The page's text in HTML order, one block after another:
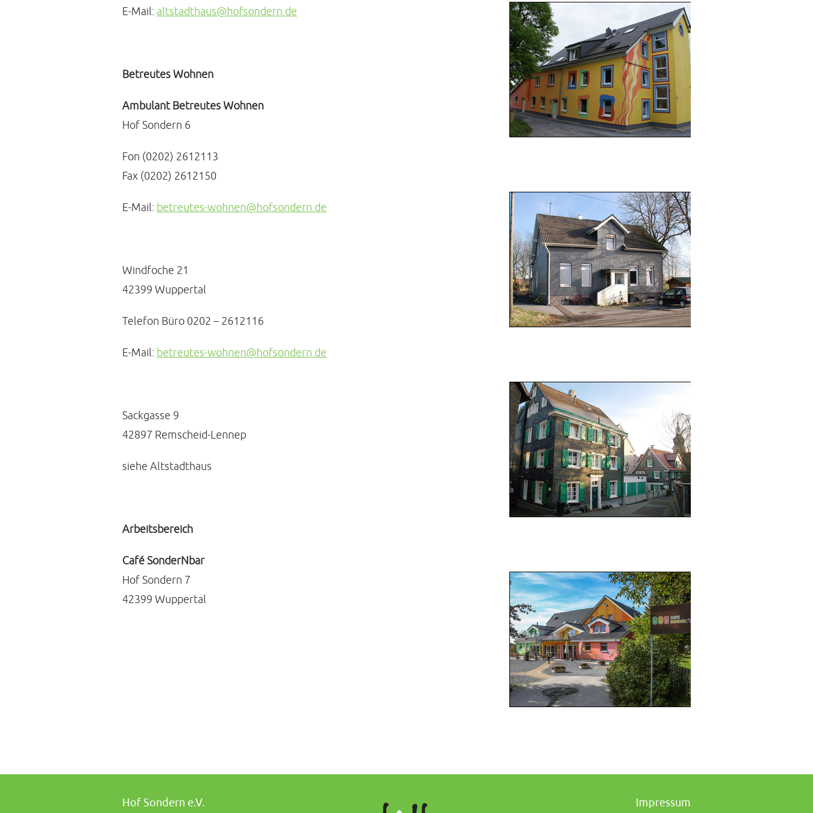
E-Mail: altstadthaus@hofsondern.de
Betreutes Wohnen
Ambulant Betreutes Wohnen
Hof Sondern 6
Fon (0202) 2612113
Fax (0202) 2612150
E-Mail: betreutes-wohnen@hofsondern.de
Windfoche 21
42399 Wuppertal
Telefon Büro 0202 – 2612116
E-Mail: betreutes-wohnen@hofsondern.de
Sackgasse 9
42897 Remscheid-Lennep
siehe Altstadthaus
Arbeitsbereich
Café SonderNbar
Hof Sondern 7
42399 Wuppertal
Hof Sondern e.V. Impressum